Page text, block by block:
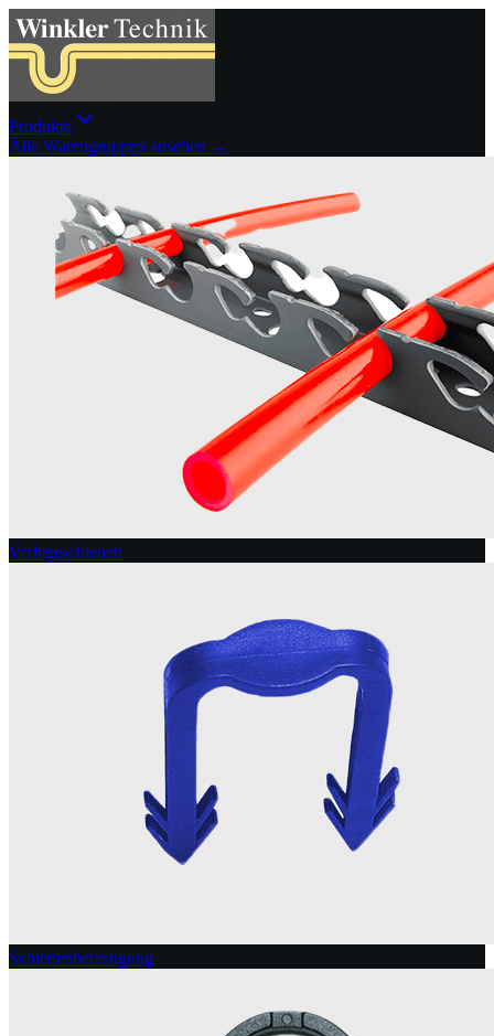
Produkte
Alle Warengruppen ansehen →
Verlegeschienen
Schienenbefestigung